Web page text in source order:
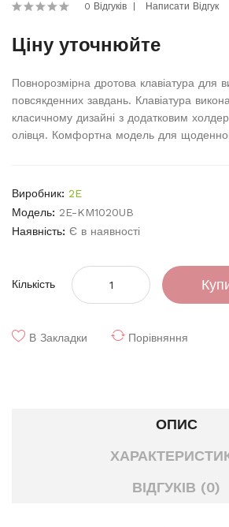
0 Відгуків Написати Відгук
Ціну уточнюйте
Повнорозмірна дротова клавіатура для
повсякденних завдань. Клавіатура
класичному дизайні з додатковим
олівця. Комфортна модель для
Виробник: 2E
Модель: 2E-KM1020UB
Наявність: Є в наявності
Кількість
В Закладки Порівняння
ОПИС
ВІДГУКІВ (0)